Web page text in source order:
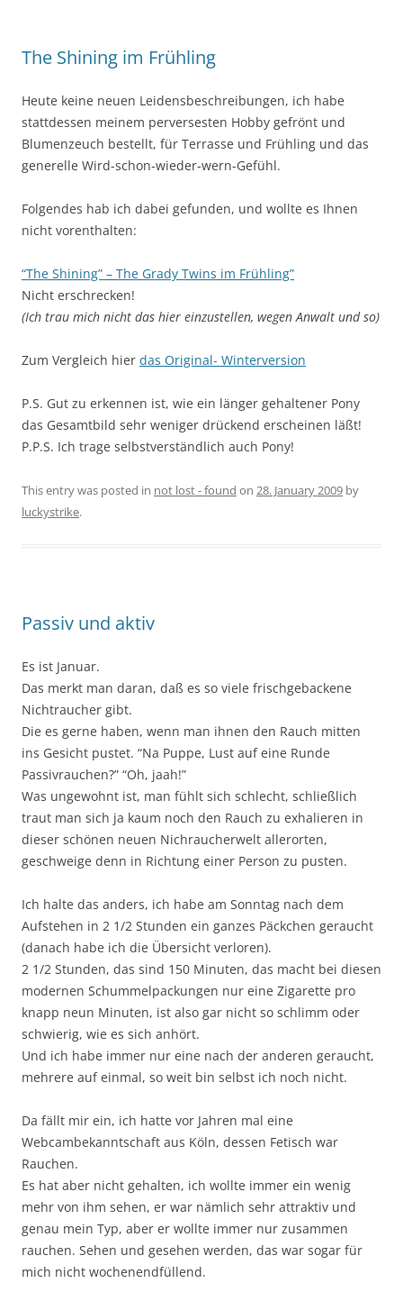
The Shining im Frühling
Heute keine neuen Leidensbeschreibungen, ich habe
stattdessen meinem perversesten Hobby gefrönt und
Blumenzeuch bestellt, für Terrasse und Frühling und das
generelle Wird-schon-wieder-wern-Gefühl.
Folgendes hab ich dabei gefunden, und wollte es Ihnen
nicht vorenthalten:
“The Shining” – The Grady Twins im Frühling”
Nicht erschrecken!
(Ich trau mich nicht das hier einzustellen, wegen Anwalt und so)
Zum Vergleich hier das Original- Winterversion
P.S. Gut zu erkennen ist, wie ein länger gehaltener Pony
das Gesamtbild sehr weniger drückend erscheinen läßt!
P.P.S. Ich trage selbstverständlich auch Pony!
This entry was posted in not lost - found on 28. January 2009 by
luckystrike.
Passiv und aktiv
Es ist Januar.
Das merkt man daran, daß es so viele frischgebackene
Nichtraucher gibt.
Die es gerne haben, wenn man ihnen den Rauch mitten
ins Gesicht pustet. “Na Puppe, Lust auf eine Runde
Passivrauchen?” “Oh, jaah!”
Was ungewohnt ist, man fühlt sich schlecht, schließlich
traut man sich ja kaum noch den Rauch zu exhalieren in
dieser schönen neuen Nichraucherwelt allerorten,
geschweige denn in Richtung einer Person zu pusten.
Ich halte das anders, ich habe am Sonntag nach dem
Aufstehen in 2 1/2 Stunden ein ganzes Päckchen geraucht
(danach habe ich die Übersicht verloren).
2 1/2 Stunden, das sind 150 Minuten, das macht bei diesen
modernen Schummelpackungen nur eine Zigarette pro
knapp neun Minuten, ist also gar nicht so schlimm oder
schwierig, wie es sich anhört.
Und ich habe immer nur eine nach der anderen geraucht,
mehrere auf einmal, so weit bin selbst ich noch nicht.
Da fällt mir ein, ich hatte vor Jahren mal eine
Webcambekanntschaft aus Köln, dessen Fetisch war
Rauchen.
Es hat aber nicht gehalten, ich wollte immer ein wenig
mehr von ihm sehen, er war nämlich sehr attraktiv und
genau mein Typ, aber er wollte immer nur zusammen
rauchen. Sehen und gesehen werden, das war sogar für
mich nicht wochenendfüllend.